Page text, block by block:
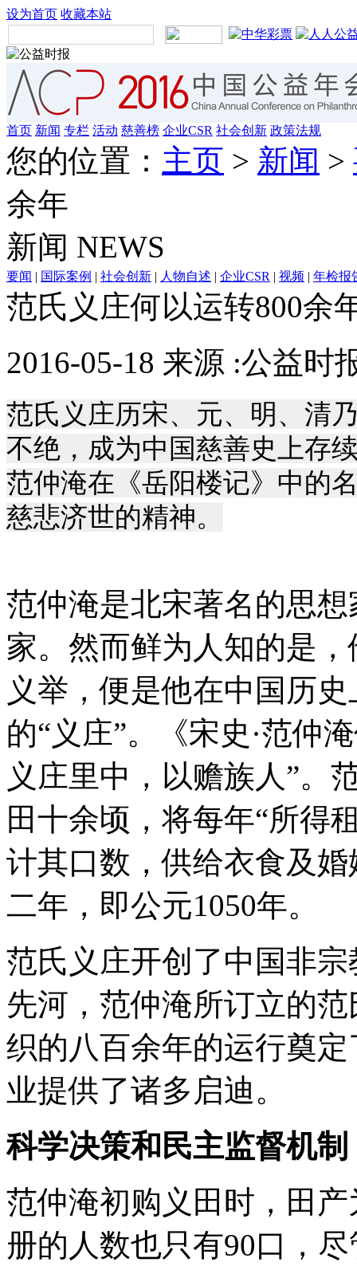
设为首页 收藏本站
首页 新闻 专栏 活动 慈善榜 企业CSR 社会创新 政策法规
您的位置： 主页 > 新闻 >
余年
新闻 NEWS
要闻 | 国际案例 | 社会创新 | 人物自述 | 企业CSR | 视频 | 年检报
范氏义庄何以运转800余
2016-05-18 来源 :公益时
范氏义庄历宋、元、明、清
不绝，成为中国慈善史上存
范仲淹在《岳阳楼记》中的
慈悲济世的精神。
范仲淹是北宋著名的思
家。然而鲜为人知的是
义举，便是他在中国历
的“义庄”。《宋史·范仲
义庄里中，以赡族人”。
田十余顷，将每年“所得
计其口数，供给衣食及
二年，即公元1050年。
范氏义庄开创了中国非
先河，范仲淹所订立的
织的八百余年的运行奠
业提供了诸多启迪。
科学决策和民主监督机制
范仲淹初购义田时，田
册的人数也只有90口，